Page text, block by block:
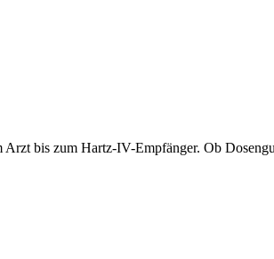
bis zum Hartz-IV-Empfänger. Ob